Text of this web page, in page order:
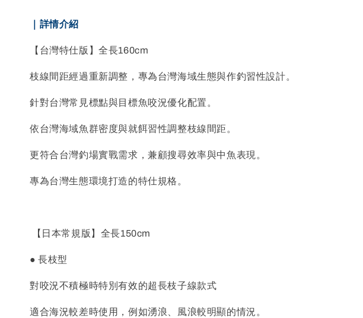
｜詳情介紹
【台灣特仕版】全長160cm
枝線間距經過重新調整，專為台灣海域生態與作釣習性設計。
針對台灣常見標點與目標魚咬況優化配置。
依台灣海域魚群密度與就餌習性調整枝線間距。
更符合台灣釣場實戰需求，兼顧搜尋效率與中魚表現。
專為台灣生態環境打造的特仕規格。
【日本常規版】全長150cm
● 長枝型
對咬況不積極時特別有效的超長枝子線款式
適合海況較差時使用，例如湧浪、風浪較明顯的情況。